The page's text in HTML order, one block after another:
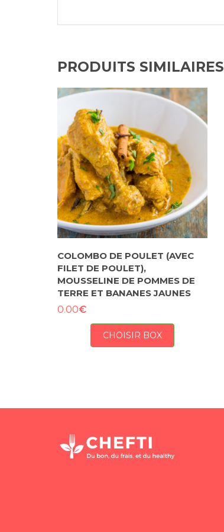
PRODUITS SIMILAIRES
COLOMBO DE POULET (AVEC
FILET DE POULET),
MOUSSELINE DE POMMES DE
TERRE ET BANANES JAUNES
0.00€
CHOISIR BOX